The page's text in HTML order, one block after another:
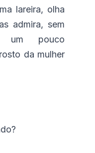
lareira, olha
admira, sem
um pouco
da mulher